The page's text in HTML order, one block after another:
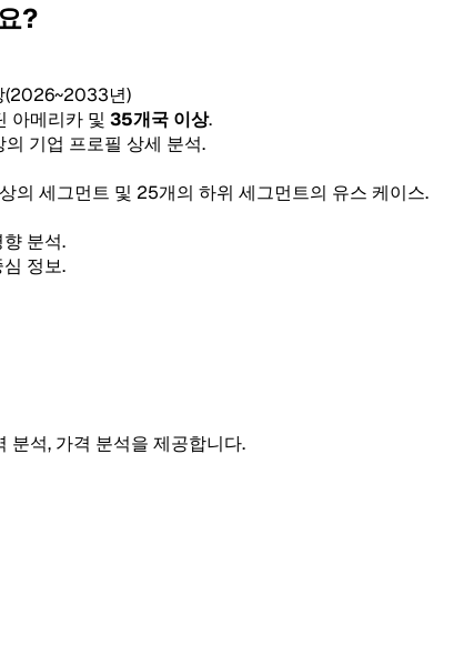
?
(2026~2033년)
아메리카 및 35개국 이상.
기업 프로필 상세 분석.
의 세그먼트 및 25개의 하위 세그먼트의 유스 케이스.
분석.
정보.
분석, 가격 분석을 제공합니다.